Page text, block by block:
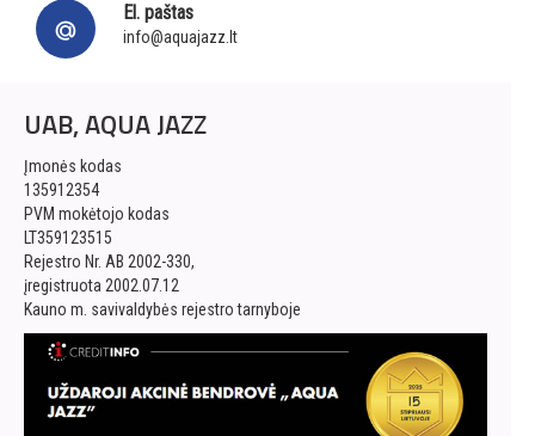
El. paštas
info@aquajazz.lt
UAB, AQUA JAZZ
Įmonės kodas
135912354
PVM mokėtojo kodas
LT359123515
Rejestro Nr. AB 2002-330,
įregistruota 2002.07.12
Kauno m. savivaldybės rejestro tarnyboje